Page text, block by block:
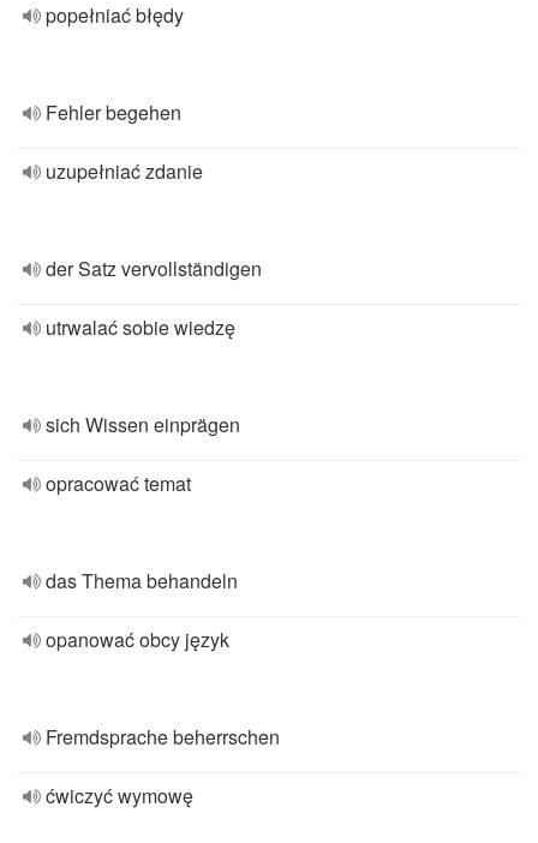
popełniać błędy
Fehler begehen
uzupełniać zdanie
der Satz vervollständigen
utrwalać sobie wiedzę
sich Wissen einprägen
opracować temat
das Thema behandeln
opanować obcy język
Fremdsprache beherrschen
ćwiczyć wymowę